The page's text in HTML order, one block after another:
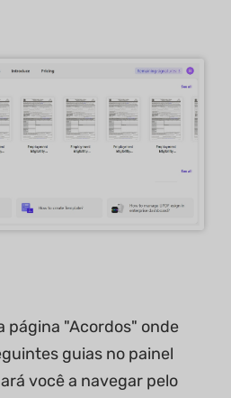
página "Acordos" onde
guias no painel
você a navegar pelo